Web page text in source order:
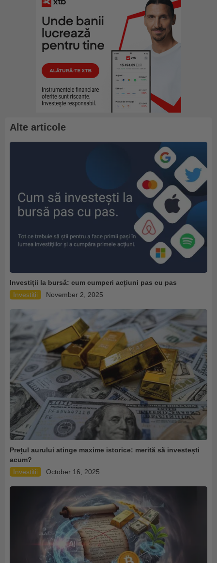
Alte articole
Investiții la bursă: cum cumperi acțiuni pas cu pas
Investiții
November 2, 2025
Prețul aurului atinge maxime istorice: merită să investești
acum?
Investiții
October 16, 2025